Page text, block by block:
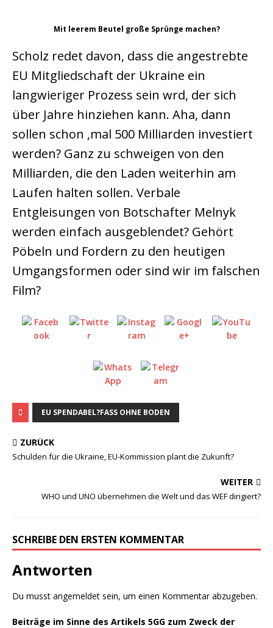
Mit leerem Beutel große Sprünge machen?
Scholz redet davon, dass die angestrebte
EU Mitgliedschaft der Ukraine ein
langwieriger Prozess sein wrd, der sich
über Jahre hinziehen kann. Aha, dann
sollen schon ‚mal 500 Milliarden investiert
werden? Ganz zu schweigen von den
Milliarden, die den Laden weiterhin am
Laufen halten sollen. Verbale
Entgleisungen von Botschafter Melnyk
werden einfach ausgeblendet? Gehört
Pöbeln und Fordern zu den heutigen
Umgangsformen oder sind wir im falschen
Film?
EU SPENDABEL?FASS OHNE BODEN
ZURÜCK
Schulden für die Ukraine, EU-Kommission plant die Zukunft?
WEITER
WHO und UNO übernehmen die Welt und das WEF dirigiert?
SCHREIBE DEN ERSTEN KOMMENTAR
Antworten
Du musst angemeldet sein, um einen Kommentar abzugeben.
Beiträge im Sinne des Artikels 5GG zum Zweck der